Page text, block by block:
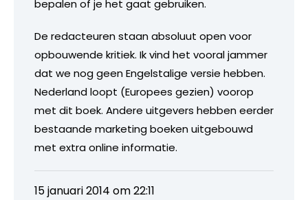
bepalen of je het gaat gebruiken.
De redacteuren staan absoluut open voor
opbouwende kritiek. Ik vind het vooral jammer
dat we nog geen Engelstalige versie hebben.
Nederland loopt (Europees gezien) voorop
met dit boek. Andere uitgevers hebben eerder
bestaande marketing boeken uitgebouwd
met extra online informatie.
15 januari 2014 om 22:11